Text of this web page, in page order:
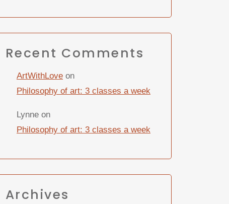
Recent Comments
ArtWithLove on
Philosophy of art: 3 classes a week
Lynne on
Philosophy of art: 3 classes a week
Archives